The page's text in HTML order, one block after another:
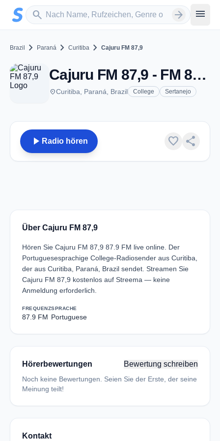
Zum Hauptinhalt springen
search
Sender suchen arrow_forward menu
Brazil chevron_right Paraná chevron_right Curitiba chevron_right Cajuru FM 87,9
Cajuru FM 87,9 - FM 87.9 - Curitiba
placeCuritiba, Paraná, Brazil College Sertanejo
play_arrow Radio hören favorite share
Über Cajuru FM 87,9
Hören Sie Cajuru FM 87,9 87.9 FM live online. Der
Portuguesesprachige College-Radiosender aus Curitiba,
der aus Curitiba, Paraná, Brazil sendet. Streamen Sie
Cajuru FM 87,9 kostenlos auf Streema — keine
Anmeldung erforderlich.
FREQUENZ
87.9 FM
SPRACHE
Portuguese
Hörerbewertungen Bewertung schreiben
Noch keine Bewertungen. Seien Sie der Erste, der seine
Meinung teilt!
Kontakt